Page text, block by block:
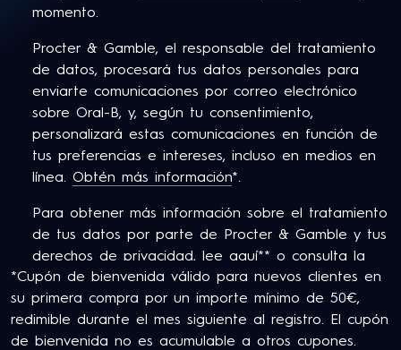
momento.
Procter & Gamble, el responsable del tratamiento
de datos, procesará tus datos personales para
enviarte comunicaciones por correo electrónico
sobre Oral-B, y, según tu consentimiento,
personalizará estas comunicaciones en función de
tus preferencias e intereses, incluso en medios en
línea. Obtén más información*.
Para obtener más información sobre el tratamiento
de tus datos por parte de Procter & Gamble y tus
derechos de privacidad, lee aquí** o consulta la
Política de Privacidad completa de P&G.
Tiene al menos 18 años y consiente en nuestros
Términos y Condiciones
*Cupón de bienvenida válido para nuevos clientes en
su primera compra por un importe mínimo de 50€,
redimible durante el mes siguiente al registro. El cupón
de bienvenida no es acumulable a otros cupones.